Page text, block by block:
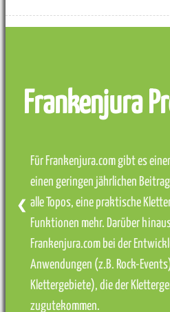
Frankenjura
Für Frankenjura.com gibt es
einen geringen jährlichen
alle Topos, eine praktische
Funktionen mehr. Darüber
Frankenjura.com bei der
Anwendungen (z.B. Rock-
Klettergebiete), die der
zugutekommen.
❮